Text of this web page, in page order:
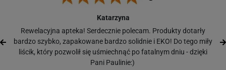
Katarzyna
Rewelacyjna apteka! Serdecznie polecam. Produkty dotarły
bardzo szybko, zapakowane bardzo solidnie i EKO! Do tego miły
liścik, który pozwolił się uśmiechnąć po fatalnym dniu - dzięki
Pani Paulinie:)